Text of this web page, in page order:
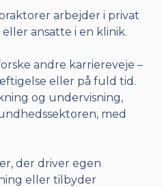
arbejder i privat
ansatte i en klinik.
andre karriereveje –
eller på fuld tid.
og undervisning,
med
der driver egen
eller tilbyder